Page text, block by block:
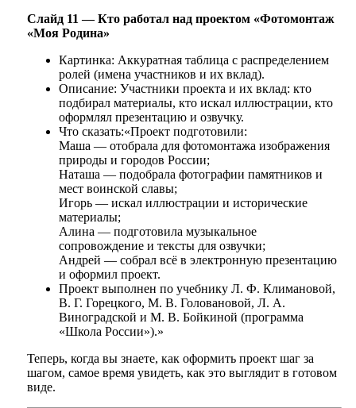
Слайд 11 — Кто работал над проектом «Фотомонтаж
«Моя Родина»
Картинка: Аккуратная таблица с распределением
ролей (имена участников и их вклад).
Описание: Участники проекта и их вклад: кто
подбирал материалы, кто искал иллюстрации, кто
оформлял презентацию и озвучку.
Что сказать:«Проект подготовили:
Маша — отобрала для фотомонтажа изображения
природы и городов России;
Наташа — подобрала фотографии памятников и
мест воинской славы;
Игорь — искал иллюстрации и исторические
материалы;
Алина — подготовила музыкальное
сопровождение и тексты для озвучки;
Андрей — собрал всё в электронную презентацию
и оформил проект.
Проект выполнен по учебнику Л. Ф. Климановой,
В. Г. Горецкого, М. В. Головановой, Л. А.
Виноградской и М. В. Бойкиной (программа
«Школа России»).»
Теперь, когда вы знаете, как оформить проект шаг за
шагом, самое время увидеть, как это выглядит в готовом
виде.